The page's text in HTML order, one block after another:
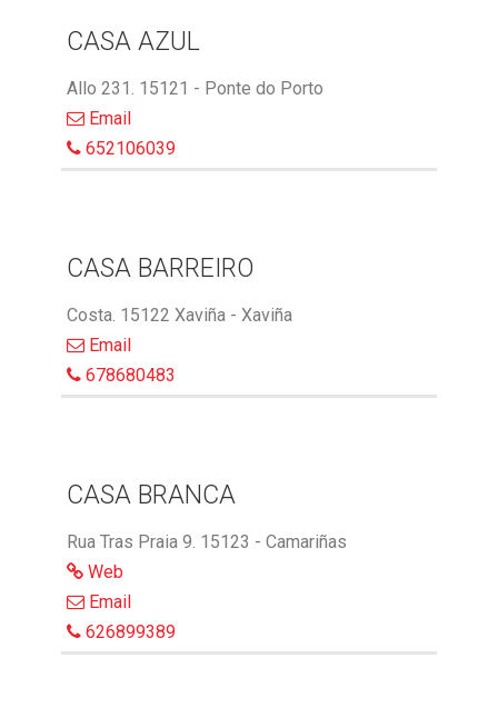
CASA AZUL
Allo 231. 15121 - Ponte do Porto
Email
652106039
CASA BARREIRO
Costa. 15122 Xaviña - Xaviña
Email
678680483
CASA BRANCA
Rua Tras Praia 9. 15123 - Camariñas
Web
Email
626899389